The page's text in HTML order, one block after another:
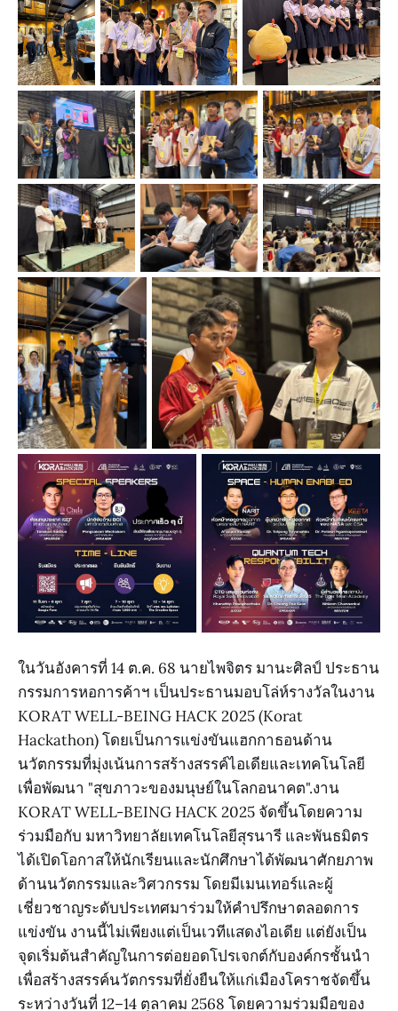
ในวันอังคารที่ 14 ต.ค. 68 นายไพจิตร มานะศิลป์ ประธาน
กรรมการหอการค้าฯ เป็นประธานมอบโล่ห์รางวัลในงาน
KORAT WELL-BEING HACK 2025 (Korat
Hackathon) โดยเป็นการแข่งขันแฮกกาธอนด้าน
นวัตกรรมที่มุ่งเน้นการสร้างสรรค์ไอเดียและเทคโนโลยี
เพื่อพัฒนา "สุขภาวะของมนุษย์ในโลกอนาคต".งาน
KORAT WELL-BEING HACK 2025 จัดขึ้นโดยความ
ร่วมมือกับ มหาวิทยาลัยเทคโนโลยีสุรนารี และพันธมิตร
ได้เปิดโอกาสให้นักเรียนและนักศึกษาได้พัฒนาศักยภาพ
ด้านนวัตกรรมและวิศวกรรม โดยมีเมนเทอร์และผู้
เชี่ยวชาญระดับประเทศมาร่วมให้คำปรึกษาตลอดการ
แข่งขัน งานนี้ไม่เพียงแต่เป็นเวทีแสดงไอเดีย แต่ยังเป็น
จุดเริ่มต้นสำคัญในการต่อยอดโปรเจกต์กับองค์กรชั้นนำ
เพื่อสร้างสรรค์นวัตกรรมที่ยั่งยืนให้แก่เมืองโคราชจัดขึ้น
ระหว่างวันที่ 12–14 ตุลาคม 2568 โดยความร่วมมือของ